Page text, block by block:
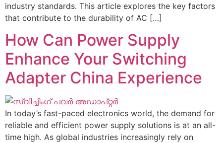
industry standards. This article explores the key factors
that contribute to the durability of AC […]
How Can Power Supply
Enhance Your Switching
Adapter China Experience
In today’s fast-paced electronics world, the demand for
reliable and efficient power supply solutions is at an all-
time high. As global industries increasingly rely on